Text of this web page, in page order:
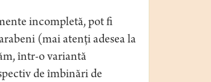
incompletă, pot fi
(mai atenţi adesea la
într-o variantă
de îmbinări de